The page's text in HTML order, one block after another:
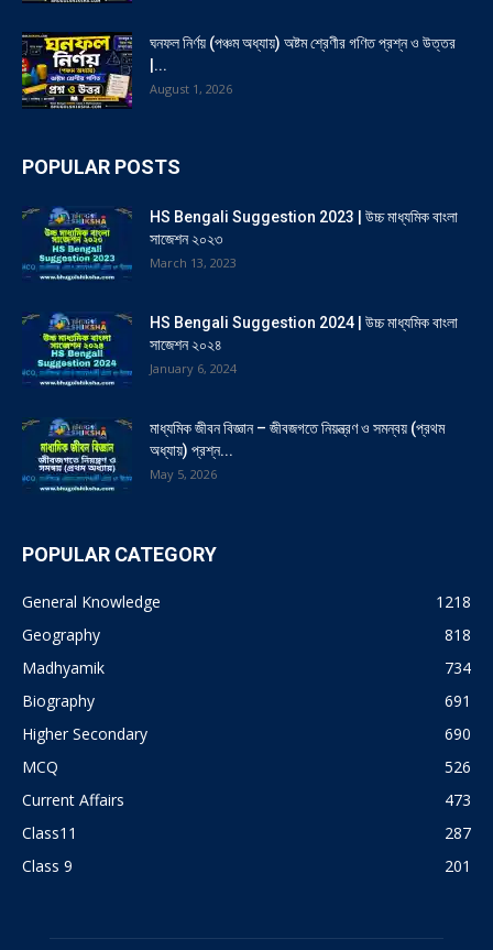
ঘনফল নির্ণয় (পঞ্চম অধ্যায়) অষ্টম শ্রেণীর গণিত প্রশ্ন ও উত্তর
|...
August 1, 2026
POPULAR POSTS
HS Bengali Suggestion 2023 | উচ্চ মাধ্যমিক বাংলা
সাজেশন ২০২৩
March 13, 2023
HS Bengali Suggestion 2024 | উচ্চ মাধ্যমিক বাংলা
সাজেশন ২০২৪
January 6, 2024
মাধ্যমিক জীবন বিজ্ঞান – জীবজগতে নিয়ন্ত্রণ ও সমন্বয় (প্রথম
অধ্যায়) প্রশ্ন...
May 5, 2026
POPULAR CATEGORY
General Knowledge
1218
Geography
818
Madhyamik
734
Biography
691
Higher Secondary
690
MCQ
526
Current Affairs
473
Class11
287
Class 9
201